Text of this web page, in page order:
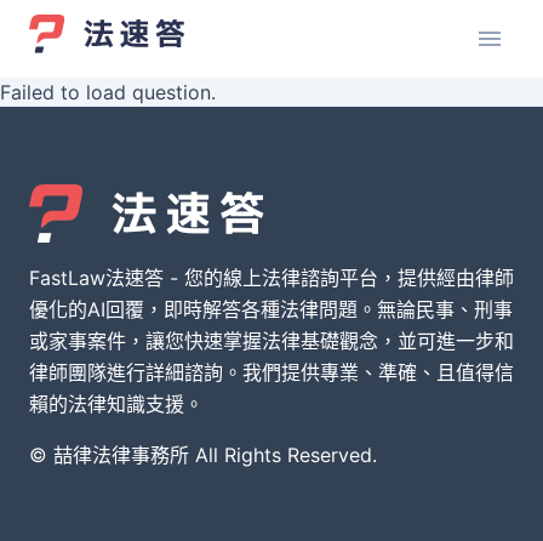
Failed to load question.
FastLaw法速答 - 您的線上法律諮詢平台，提供經由律師
優化的AI回覆，即時解答各種法律問題。無論民事、刑事
或家事案件，讓您快速掌握法律基礎觀念，並可進一步和
律師團隊進行詳細諮詢。我們提供專業、準確、且值得信
賴的法律知識支援。
© 喆律法律事務所 All Rights Reserved.